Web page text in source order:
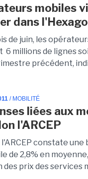
mobiles
dans
de juin, les
millions de lignes
précédent,
/ MOBILITÉ
liées aux
l'ARCEP
l'ARCEP constate
de 2,8% en
prix des services